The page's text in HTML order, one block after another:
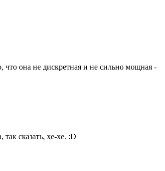
что она не дискретная и не сильно мощная -
сказать, хе-хе. :D